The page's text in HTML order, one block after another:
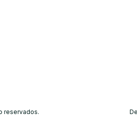
reservados.